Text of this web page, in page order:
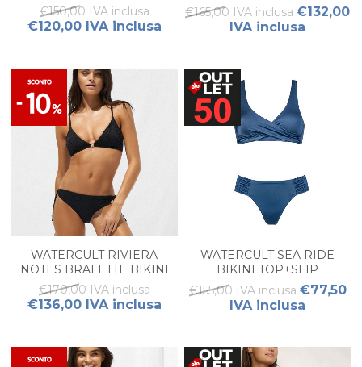
€150,00 IVA inclusa
€120,00 IVA inclusa
€165,00 IVA inclusa €132,00
IVA inclusa
WATERCULT RIVIERA
NOTES BRALETTE BIKINI
SET
€170,00 IVA inclusa
€136,00 IVA inclusa
WATERCULT SEA RIDE
BIKINI TOP+SLIP
€155,00 IVA inclusa €77,50
IVA inclusa